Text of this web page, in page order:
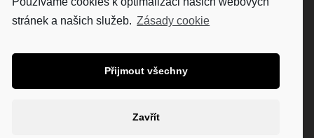
DISKUS, spol. s r.o.
DIČ: CZ41195183
Fakturační adresa:
stránek a našich služeb. Zásady cookie
Přijmout všechny
Zavřít